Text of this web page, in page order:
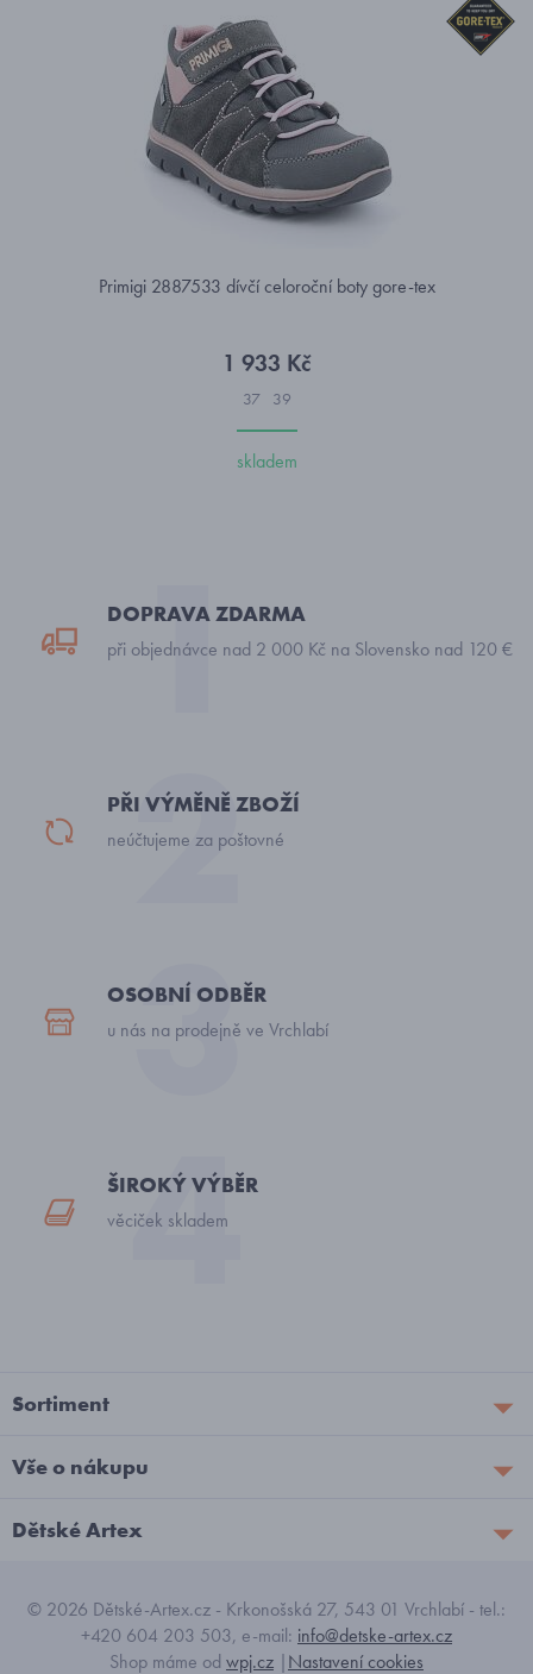
Primigi 2887533 dívčí celoroční boty gore-tex
1 933 Kč
37 39
skladem
DOPRAVA ZDARMA
při objednávce nad 2 000 Kč na Slovensko nad 120 €
PŘI VÝMĚNĚ ZBOŽÍ
neúčtujeme za poštovné
OSOBNÍ ODBĚR
u nás na prodejně ve Vrchlabí
ŠIROKÝ VÝBĚR
věciček skladem
Sortiment
Vše o nákupu
Dětské Artex
© 2026 Dětské-Artex.cz - Krkonošská 27, 543 01 Vrchlabí - tel.:
+420 604 203 503, e-mail: info@detske-artex.cz
Shop máme od wpj.cz |Nastavení cookies